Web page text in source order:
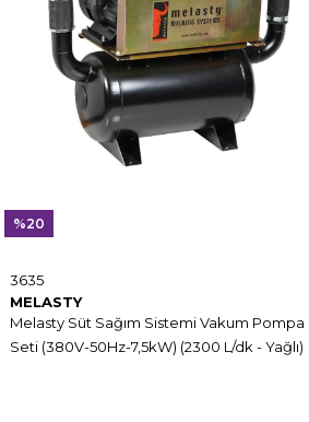
MELASTY
Melasty Süt Sağım Sistemi Vakum Pompa
Seti (380V-50Hz-7,5kW) (2300 L/dk - Yağlı)
3635
%20